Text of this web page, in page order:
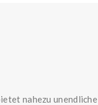
nahezu unendliche